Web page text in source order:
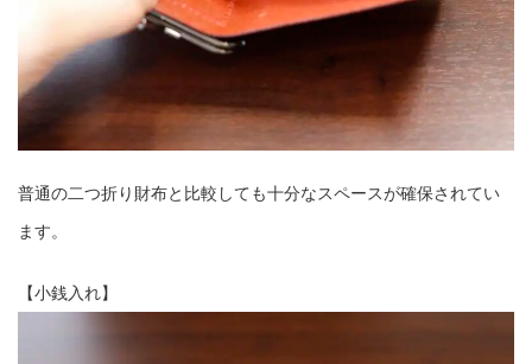
普通の二つ折り財布と比較しても十分なスペースが確保されてい
ます。
【小銭入れ】